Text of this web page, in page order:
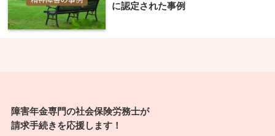
に認定された事例
障害年金専門の社会保険労務士が
請求手続きを応援します！